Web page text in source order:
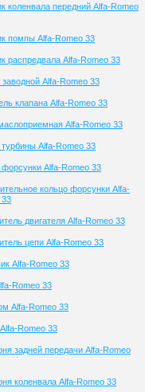
коленвала передний Alfa-Romeo
помпы Alfa-Romeo 33
распредвала Alfa-Romeo 33
заводной Alfa-Romeo 33
клапана Alfa-Romeo 33
Alfa-Romeo 33
турбины Alfa-Romeo 33
форсунки Alfa-Romeo 33
кольцо форсунки Alfa-
33
двигателя Alfa-Romeo 33
цепи Alfa-Romeo 33
Alfa-Romeo 33
Romeo 33
Alfa-Romeo 33
Romeo 33
задней передачи Alfa-Romeo
коленвала Alfa-Romeo 33